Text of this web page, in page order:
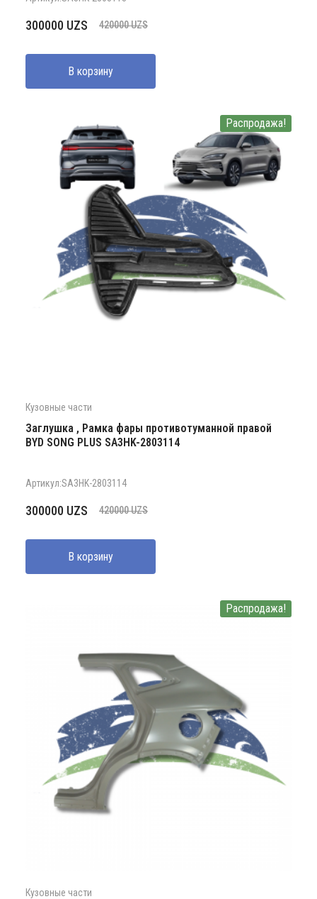
420000UZS
Первоначальная
составляла
420000 UZS.
300000 UZS
Текущая
300000 UZS.
В корзину
Распродажа!
Кузовные части
Заглушка , Рамка фары противотуманной правой
BYD SONG PLUS SA3HK-2803114
Артикул:SA3HK-2803114
420000UZS
Первоначальная
составляла
420000 UZS.
300000 UZS
Текущая
300000 UZS.
В корзину
Распродажа!
Кузовные части